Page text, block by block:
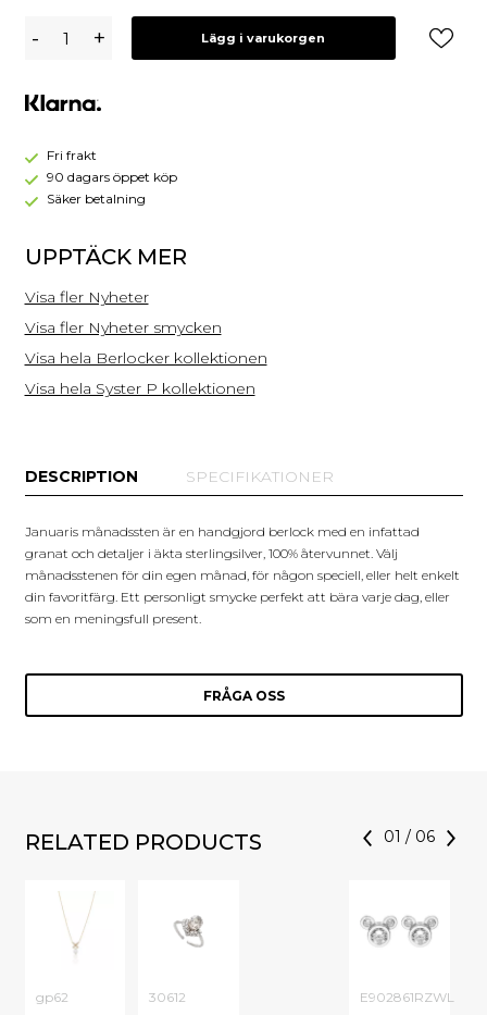
P
Januari
Hänge
- + Lägg i varukorgen
Fri frakt
90 dagars öppet köp
Säker betalning
UPPTÄCK MER
Visa fler Nyheter
Visa fler Nyheter smycken
Visa hela Berlocker kollektionen
Visa hela Syster P kollektionen
DESCRIPTION SPECIFIKATIONER
Januaris månadssten är en handgjord berlock med en infattad
granat och detaljer i äkta sterlingsilver, 100% återvunnet. Välj
månadsstenen för din egen månad, för någon speciell, eller helt enkelt
din favoritfärg. Ett personligt smycke perfekt att bära varje dag, eller
som en meningsfull present.
FRÅGA OSS
RELATED PRODUCTS 01 / 06
gp62 E902861RZWL
30612